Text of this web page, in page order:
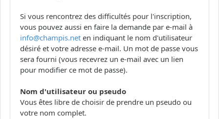
Si vous rencontrez des difficultés pour l'inscription,
vous pouvez aussi en faire la demande par e-mail à
info@champis.net en indiquant le nom d'utilisateur
désiré et votre adresse e-mail. Un mot de passe vous
sera fourni (vous recevrez un e-mail avec un lien
pour modifier ce mot de passe).
Nom d'utilisateur ou pseudo
Vous êtes libre de choisir de prendre un pseudo ou
votre nom complet.